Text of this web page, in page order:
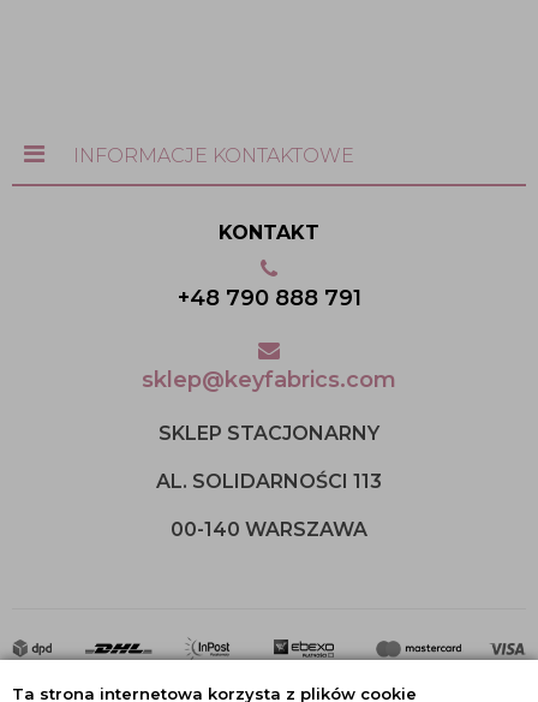
Ta strona internetowa korzysta z plików cookie
INFORMACJE KONTAKTOWE
KONTAKT
+48 790 888 791
sklep@keyfabrics.com
SKLEP STACJONARNY
AL. SOLIDARNOŚCI 113
00-140 WARSZAWA